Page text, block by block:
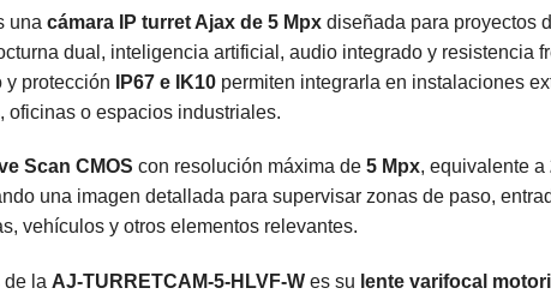
una cámara IP turret Ajax de 5 Mpx diseñada para proyectos
dual, inteligencia artificial, audio integrado y resistencia
y protección
IP67 e IK10 permiten integrarla en instalaciones
oficinas o espacios industriales.
Scan CMOS con resolución máxima de 5 Mpx, equivalente a
una imagen detallada para supervisar zonas de paso,
vehículos y otros elementos relevantes.
de la AJ-TURRETCAM-5-HLVF-W es su lente varifocal